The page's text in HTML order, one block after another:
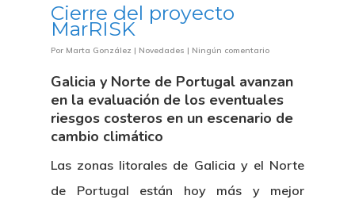
Cierre del proyecto
MarRISK
Por Marta González | Novedades | Ningún comentario
Galicia y Norte de Portugal avanzan
en la evaluación de los eventuales
riesgos costeros en un escenario de
cambio climático
Las zonas litorales de Galicia y el Norte
de Portugal están hoy más y mejor